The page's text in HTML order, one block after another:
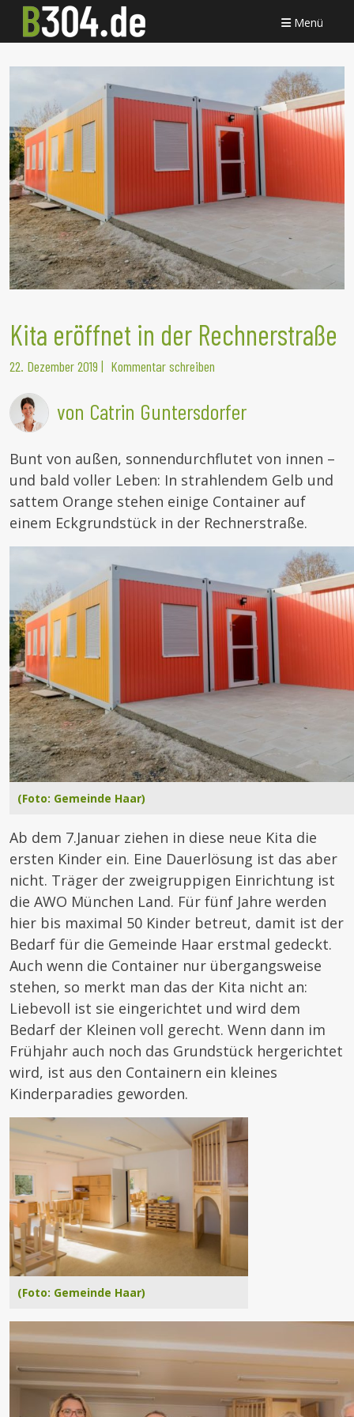
Menü
Kita eröffnet in der Rechnerstraße
22. Dezember 2019 | Kommentar schreiben
von Catrin Guntersdorfer
Bunt von außen, sonnendurchflutet von innen –
und bald voller Leben: In strahlendem Gelb und
sattem Orange stehen einige Container auf
einem Eckgrundstück in der Rechnerstraße.
(Foto: Gemeinde Haar)
Ab dem 7.Januar ziehen in diese neue Kita die
ersten Kinder ein. Eine Dauerlösung ist das aber
nicht. Träger der zweigruppigen Einrichtung ist
die AWO München Land. Für fünf Jahre werden
hier bis maximal 50 Kinder betreut, damit ist der
Bedarf für die Gemeinde Haar erstmal gedeckt.
Auch wenn die Container nur übergangsweise
stehen, so merkt man das der Kita nicht an:
Liebevoll ist sie eingerichtet und wird dem
Bedarf der Kleinen voll gerecht. Wenn dann im
Frühjahr auch noch das Grundstück hergerichtet
wird, ist aus den Containern ein kleines
Kinderparadies geworden.
(Foto: Gemeinde Haar)